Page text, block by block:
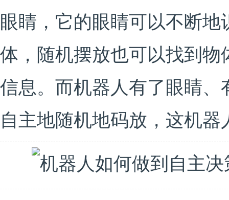
眼睛，它的眼睛可以不断
体，随机摆放也可以找到
信息。而机器人有了眼睛
自主地随机地码放，这机